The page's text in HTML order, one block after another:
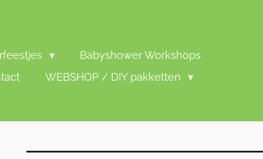
Babyshower Workshops
WEBSHOP / DIY pakketten